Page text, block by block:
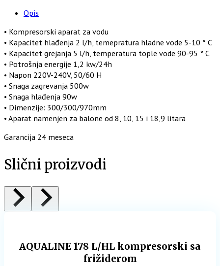
Opis
• Kompresorski aparat za vodu
• Kapacitet hlađenja 2 l/h, temepratura hladne vode 5-10 ° C
• Kapacitet grejanja 5 l/h, temperatura tople vode 90-95 ° C
• Potrošnja energije 1,2 kw/24h
• Napon 220V-240V, 50/60 H
• Snaga zagrevanja 500w
• Snaga hlađenja 90w
• Dimenzije: 300/300/970mm
• Aparat namenjen za balone od 8, 10, 15 i 18,9 litara
Garancija 24 meseca
Slični proizvodi
AQUALINE 178 L/HL kompresorski sa
frižiderom